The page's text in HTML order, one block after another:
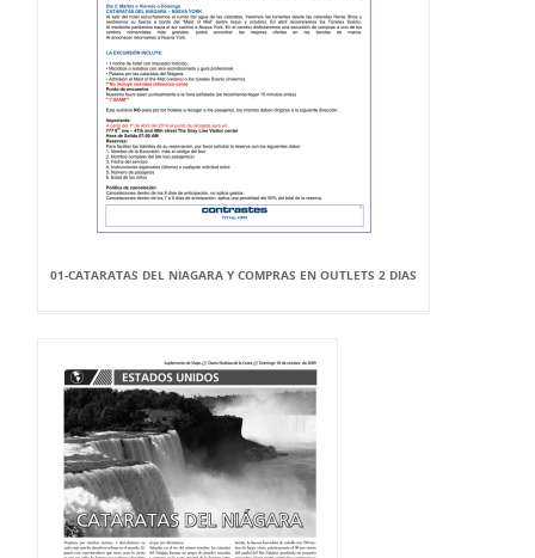
01-CATARATAS DEL NIAGARA Y COMPRAS EN OUTLETS 2 DIAS